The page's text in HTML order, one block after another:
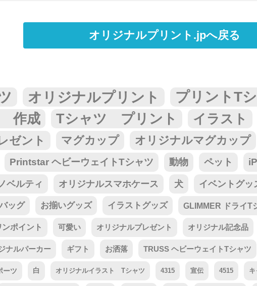
オリジナルプリント.jpへ戻る
オリジナルプリント プリントT
作成 Tシャツ プリント イラスト
ゼント マグカップ オリジナルマグカップ
Printstar ヘビーウェイトTシャツ 動物 ペット
ベルティ オリジナルスマホケース 犬 イベントグッ
ッグ お揃いグッズ イラストグッズ GLIMMER ドライT
ンポイント 可愛い オリジナルプレゼント オリジナル記念品
ナルパーカー ギフト お洒落 TRUSS ヘビーウェイトTシャツ
ーツ 白 オリジナルイラスト Tシャツ 4315 宣伝 4515